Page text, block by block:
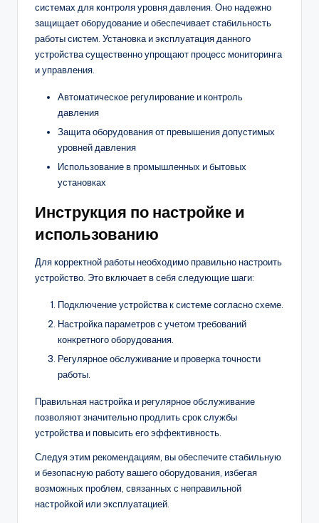
системах для контроля уровня давления. Оно надежно
защищает оборудование и обеспечивает стабильность
работы систем. Установка и эксплуатация данного
устройства существенно упрощают процесс мониторинга
и управления.
Автоматическое регулирование и контроль
давления
Защита оборудования от превышения допустимых
уровней давления
Использование в промышленных и бытовых
установках
Инструкция по настройке и
использованию
Для корректной работы необходимо правильно настроить
устройство. Это включает в себя следующие шаги:
Подключение устройства к системе согласно схеме.
Настройка параметров с учетом требований
конкретного оборудования.
Регулярное обслуживание и проверка точности
работы.
Правильная настройка и регулярное обслуживание
позволяют значительно продлить срок службы
устройства и повысить его эффективность.
Следуя этим рекомендациям, вы обеспечите стабильную
и безопасную работу вашего оборудования, избегая
возможных проблем, связанных с неправильной
настройкой или эксплуатацией.